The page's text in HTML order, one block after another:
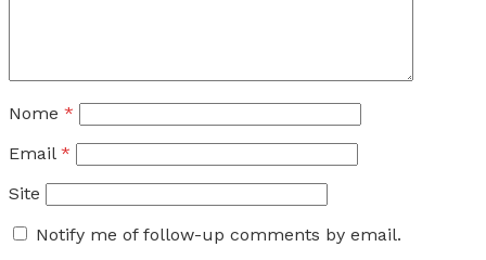
Nome *
Email *
Site
Notify me of follow-up comments by email.